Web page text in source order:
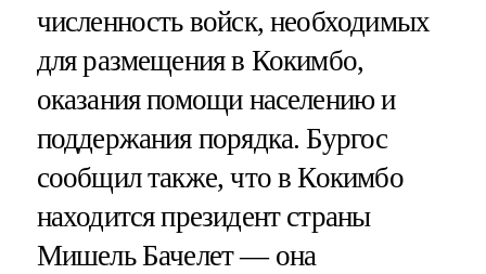
численность войск, необходимых
для размещения в Кокимбо,
оказания помощи населению и
поддержания порядка. Бургос
сообщил также, что в Кокимбо
находится президент страны
Мишель Бачелет — она